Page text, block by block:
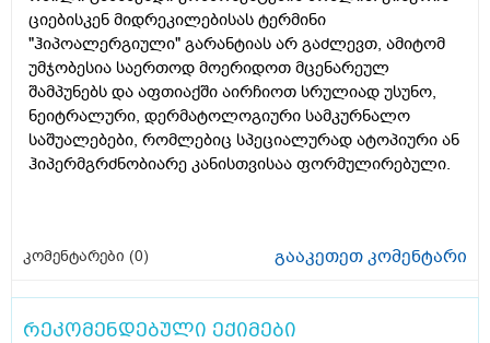
ციებისკენ მიდრეკილებისას ტერმინი
"ჰიპოალერგიული" გარანტიას არ გაძლევთ, ამიტომ
უმჯობესია საერთოდ მოერიდოთ მცენარეულ
შამპუნებს და აფთიაქში აირჩიოთ სრულიად უსუნო,
ნეიტრალური, დერმატოლოგიური სამკურნალო
საშუალებები, რომლებიც სპეციალურად ატოპიური ან
ჰიპერმგრძნობიარე კანისთვისაა ფორმულირებული.
კომენტარები (0) გააკეთეთ კომენტარი
რეკომენდებული ექიმები